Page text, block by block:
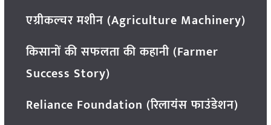
एग्रीकल्चर मशीन (Agriculture Machinery)
किसानों की सफलता की कहानी (Farmer
Success Story)
Reliance Foundation (रिलायंस फाउंडेशन)